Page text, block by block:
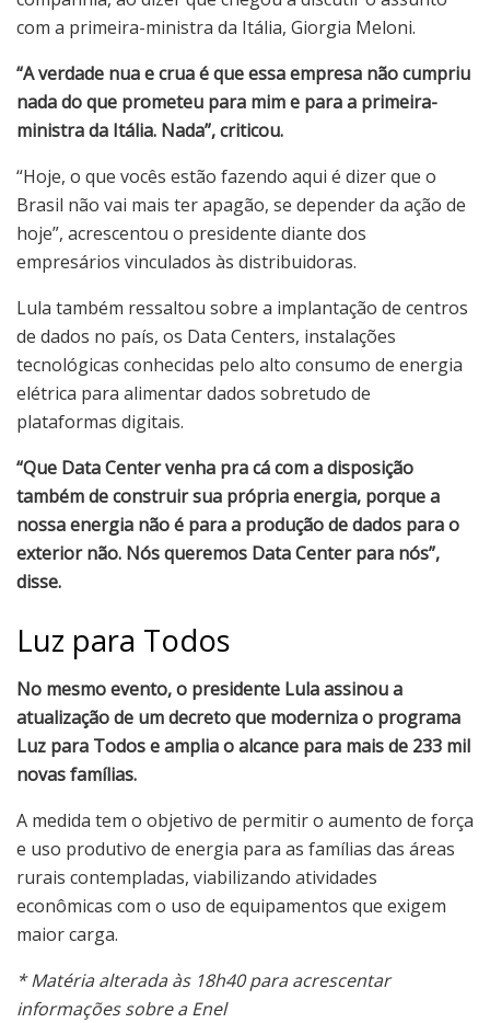
com a primeira-ministra da Itália, Giorgia Meloni.
“A verdade nua e crua é que essa empresa não cumpriu
nada do que prometeu para mim e para a primeira-
ministra da Itália. Nada”, criticou.
“Hoje, o que vocês estão fazendo aqui é dizer que o
Brasil não vai mais ter apagão, se depender da ação de
hoje”, acrescentou o presidente diante dos
empresários vinculados às distribuidoras.
Lula também ressaltou sobre a implantação de centros
de dados no país, os Data Centers, instalações
tecnológicas conhecidas pelo alto consumo de energia
elétrica para alimentar dados sobretudo de
plataformas digitais.
“Que Data Center venha pra cá com a disposição
também de construir sua própria energia, porque a
nossa energia não é para a produção de dados para o
exterior não. Nós queremos Data Center para nós”,
disse.
Luz para Todos
No mesmo evento, o presidente Lula assinou a
atualização de um decreto que moderniza o programa
Luz para Todos e amplia o alcance para mais de 233 mil
novas famílias.
A medida tem o objetivo de permitir o aumento de força
e uso produtivo de energia para as famílias das áreas
rurais contempladas, viabilizando atividades
econômicas com o uso de equipamentos que exigem
maior carga.
* Matéria alterada às 18h40 para acrescentar
informações sobre a Enel